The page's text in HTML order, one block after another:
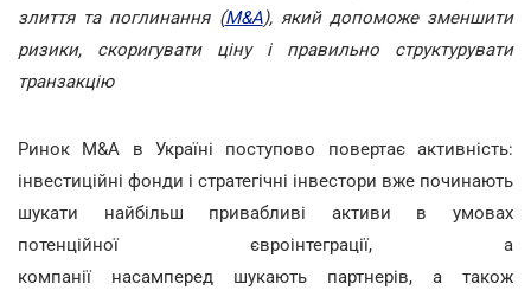
злиття та поглинання (M&A), який допоможе зменшити
ризики, скоригувати ціну і правильно структурувати
транзакцію
Ринок M&A в Україні поступово повертає активність:
інвестиційні фонди і стратегічні інвестори вже починають
шукати найбільш привабливі активи в умовах
потенційної євроінтеграції, а
компанії насамперед шукають партнерів, а також